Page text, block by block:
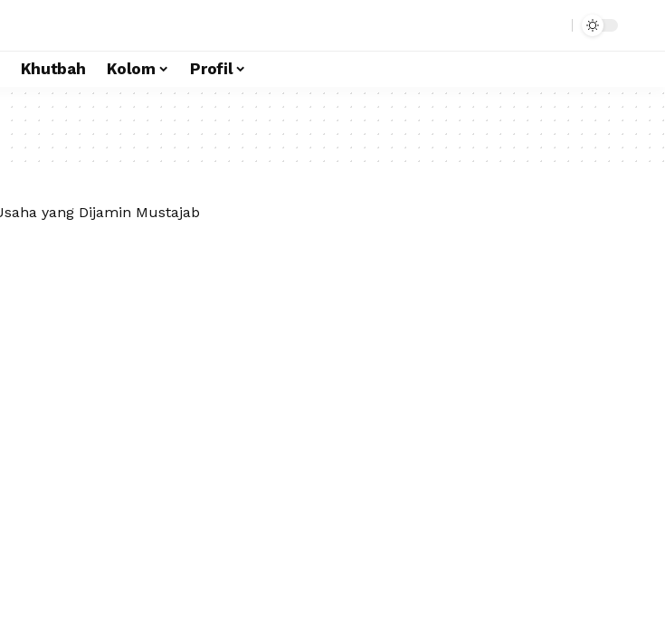
Khutbah Kolom Profil